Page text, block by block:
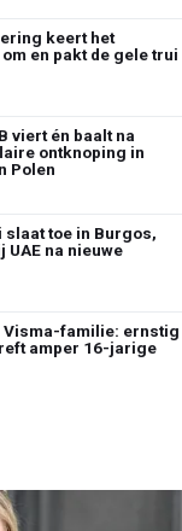
keert het
en pakt de gele trui
viert én baalt na
ontknoping in
Polen
toe in Burgos,
UAE na nieuwe
Visma-familie: ernstig
amper 16-jarige